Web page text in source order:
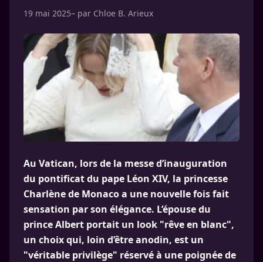
19 mai 2025– par Chloe B. Arieux
Au Vatican, lors de la messe d’inauguration
du pontificat du pape Léon XIV, la princesse
Charlène de Monaco a une nouvelle fois fait
sensation par son élégance. L’épouse du
prince Albert portait un look "rêve en blanc",
un choix qui, loin d’être anodin, est un
"véritable privilège" réservé à une poignée de